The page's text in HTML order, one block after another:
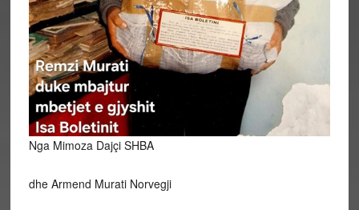
Nga Mimoza Dajçi SHBA
dhe Armend Murati Norvegji